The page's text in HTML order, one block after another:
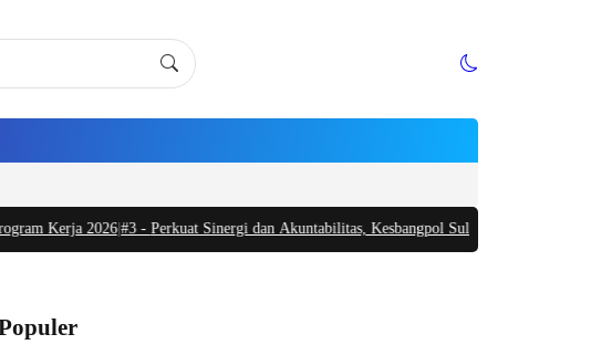
2026|#3 -Perkuat Sinergi dan Akuntabilitas, Kesbangpol Sulbar Lakukan Pembinaan ke